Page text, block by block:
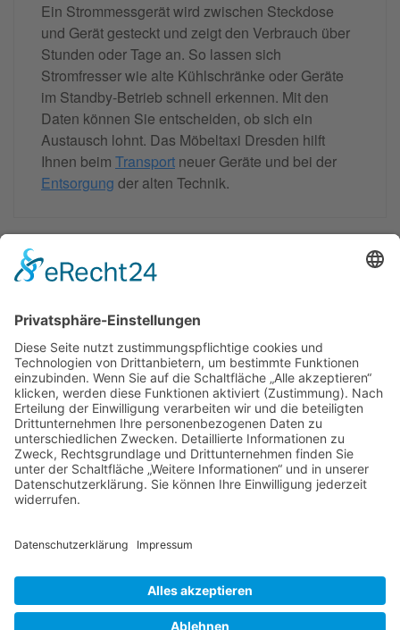
Ein Strommessgerät wird zwischen Steckdose
und Gerät gesteckt und zeigt den Verbrauch über
Stunden oder Tage an. So lassen sich
Stromfresser wie alte Kühlschränke oder Geräte
im Standby-Betrieb schnell erkennen. Mit den
Daten können Sie entscheiden, ob sich ein
Austausch lohnt. Das Möbeltaxi Dresden hilft
Ihnen beim Transport neuer Geräte und bei der
Entsorgung der alten Technik.
Moebeltaxi-Dresden auch in Ihrer Nähe...
Loschwitz - Neustadt - Pieschen - Plauen - Prohlis
Impressum
Datenschutzerklärung
AGB
Kontakt
Das Möbeltaxi - die Idee